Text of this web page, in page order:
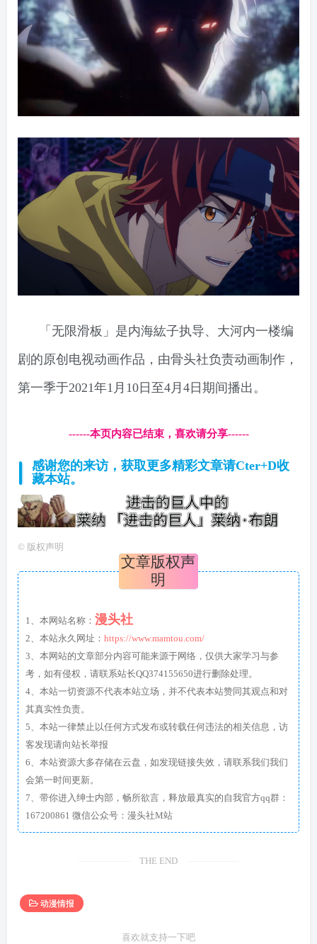
「无限滑板」是内海紘子执导、大河内一楼编
剧的原创电视动画作品，由骨头社负责动画制作，
第一季于2021年1月10日至4月4日期间播出。
------本页内容已结束，喜欢请分享------
感谢您的来访，获取更多精彩文章请Cter+D收
藏本站。
© 版权声明
文章版权声
明
1、本网站名称： 漫头社
2、本站永久网址： https://www.mamtou.com/
3、本网站的文章部分内容可能来源于网络，仅供大家学习与参
考，如有侵权，请联系站长QQ374155650进行删除处理。
4、本站一切资源不代表本站立场，并不代表本站赞同其观点和对
其真实性负责。
5、本站一律禁止以任何方式发布或转载任何违法的相关信息，访
客发现请向站长举报
6、本站资源大多存储在云盘，如发现链接失效，请联系我们我们
会第一时间更新。
7、带你进入绅士内部，畅所欲言，释放最真实的自我官方qq群：
167200861 微信公众号：漫头社M站
THE END
动漫情报
喜欢就支持一下吧